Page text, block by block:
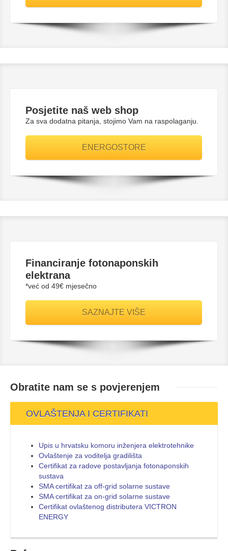
Posjetite naš web shop
Za sva dodatna pitanja, stojimo Vam na raspolaganju.
ENERGOSTORE
Financiranje fotonaponskih
elektrana
*već od 49€ mjesečno
SAZNAJTE VIŠE
Obratite nam se s povjerenjem
OVLAŠTENJA I CERTIFIKATI
Upis u hrvatsku komoru inženjera elektrotehnike
Ovlaštenje za voditelja gradilišta
Certifikat za radove postavljanja fotonaponskih
sustava
SMA certifikat za off-grid solarne sustave
SMA certifikat za on-grid solarne sustave
Certifikat ovlaštenog distributera VICTRON
ENERGY